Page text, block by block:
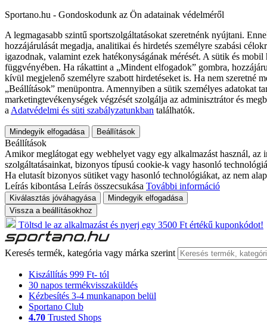
Sportano.hu - Gondoskodunk az Ön adatainak védelméről
A legmagasabb szintű sportszolgáltatásokat szeretnénk nyújtani.
hozzájárulását megadja, analitikai és hirdetés személyre szabási
igazodnak, valamint ezek hatékonyságának mérését. A sütik és
függvényében. Ha rákattint a „Mindent elfogadok” gombra,
kívül megjelenő személyre szabott hirdetéseket is. Ha nem szeretné
„Beállítások” menüpontra. Amennyiben a sütik személyes adatokat
marketingtevékenységek végzését szolgálja az adminisztrátor és
a Adatvédelmi és süti szabályzatunkban találhatók.
Mindegyik elfogadása Beállítások
Beállítások
Amikor meglátogat egy webhelyet vagy egy alkalmazást használ,
szolgáltatásainkat, bizonyos típusú cookie-k vagy hasonló
Ha elutasít bizonyos sütiket vagy hasonló technológiákat, az nem
Leírás kibontása Leírás összecsukása További információ
Kiválasztás jóváhagyása
Mindegyik elfogadása
Vissza a beállításokhoz
Töltsd le az alkalmazást és nyerj egy 3500 Ft értékű kuponkódot!
Keresés termék, kategória vagy márka szerint
Kiszállítás 999 Ft- tól
30 napos termékvisszaküldés
Kézbesítés 3-4 munkanapon belül
Sportano Club
4.70 Trusted Shops